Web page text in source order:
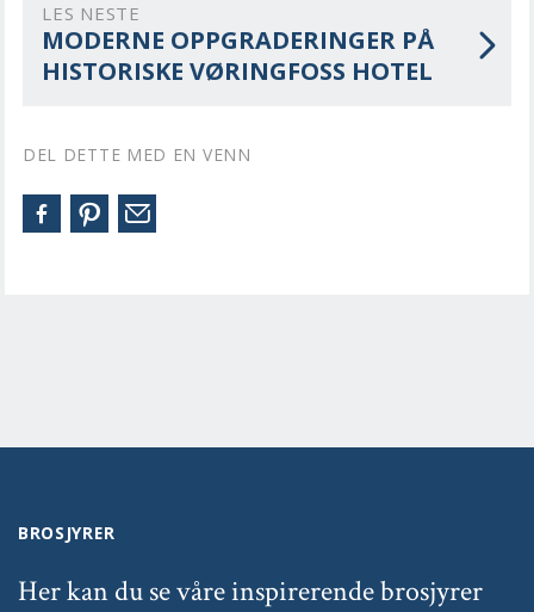
LES NESTE
MODERNE OPPGRADERINGER PÅ
HISTORISKE VØRINGFOSS HOTEL
DEL DETTE MED EN VENN
BROSJYRER
Her kan du se våre inspirerende brosjyrer